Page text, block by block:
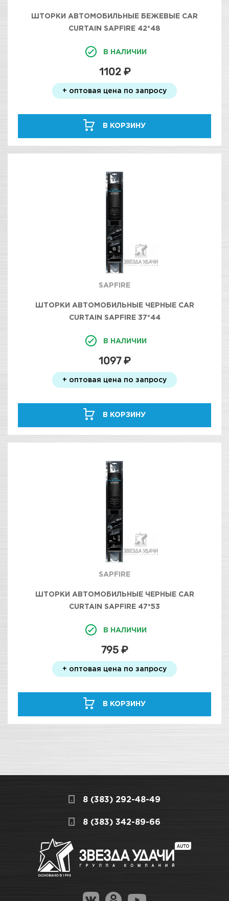
ШТОРКИ АВТОМОБИЛЬНЫЕ БЕЖЕВЫЕ CAR
CURTAIN SAPFIRE 42*48
В НАЛИЧИИ
1102 ₽
+ оптовая цена по запросу
В КОРЗИНУ
SAPFIRE
ШТОРКИ АВТОМОБИЛЬНЫЕ ЧЕРНЫЕ CAR
CURTAIN SAPFIRE 37*44
В НАЛИЧИИ
1097 ₽
+ оптовая цена по запросу
В КОРЗИНУ
SAPFIRE
ШТОРКИ АВТОМОБИЛЬНЫЕ ЧЕРНЫЕ CAR
CURTAIN SAPFIRE 47*53
В НАЛИЧИИ
795 ₽
+ оптовая цена по запросу
В КОРЗИНУ
8 (383) 292-48-49
8 (383) 342-89-66